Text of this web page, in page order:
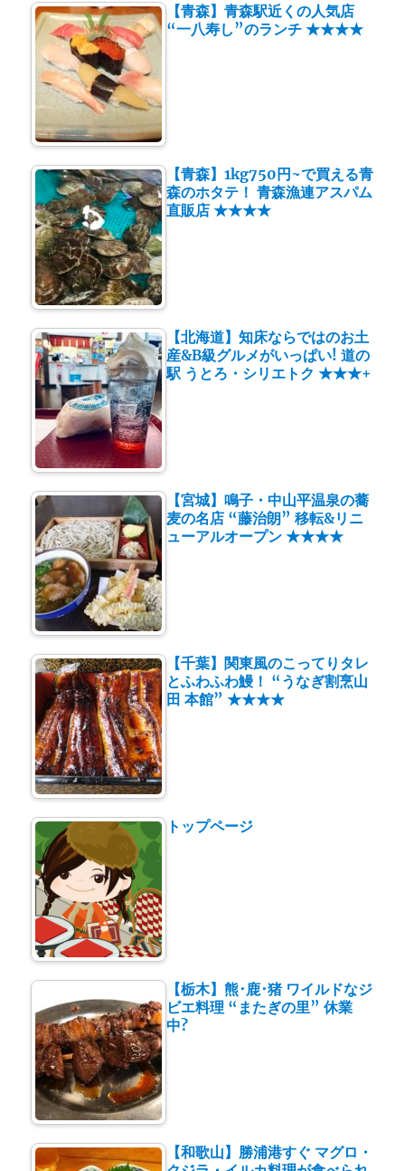
【青森】青森駅近くの人気店
“一八寿し”のランチ ★★★★
【青森】1kg750円~で買える青
森のホタテ！ 青森漁連アスパム
直販店 ★★★★
【北海道】知床ならではのお土
産&B級グルメがいっぱい! 道の
駅 うとろ・シリエトク ★★★+
【宮城】鳴子・中山平温泉の蕎
麦の名店 “藤治朗” 移転&リニ
ューアルオープン ★★★★
【千葉】関東風のこってりタレ
とふわふわ鰻！ “うなぎ割烹山
田 本館” ★★★★
トップページ
【栃木】熊･鹿･猪 ワイルドなジ
ビエ料理 “またぎの里” 休業
中?
【和歌山】勝浦港すぐ マグロ・